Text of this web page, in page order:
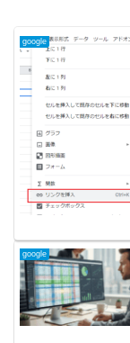
google
google